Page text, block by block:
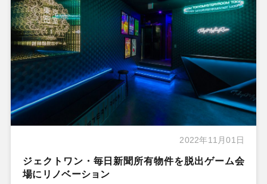
2022年11月01日
ジェクトワン・毎日新聞所有物件を脱出ゲーム会
場にリノベーション